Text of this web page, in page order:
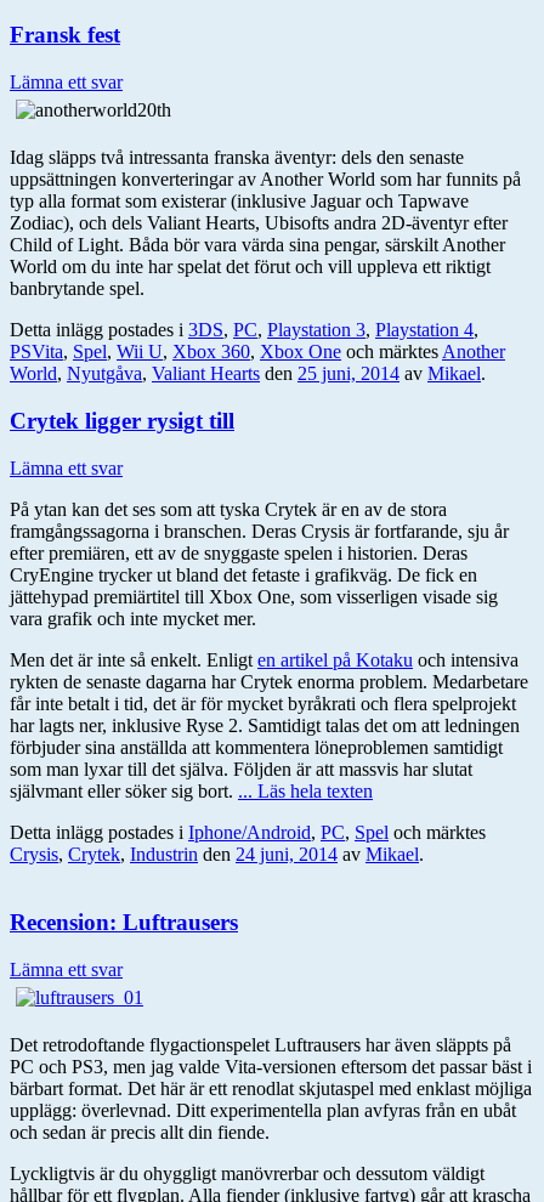
Fransk fest
Lämna ett svar
Idag släpps två intressanta franska äventyr: dels den senaste
uppsättningen konverteringar av Another World som har funnits på
typ alla format som existerar (inklusive Jaguar och Tapwave
Zodiac), och dels Valiant Hearts, Ubisofts andra 2D-äventyr efter
Child of Light. Båda bör vara värda sina pengar, särskilt Another
World om du inte har spelat det förut och vill uppleva ett riktigt
banbrytande spel.
Detta inlägg postades i 3DS, PC, Playstation 3, Playstation 4,
PSVita, Spel, Wii U, Xbox 360, Xbox One och märktes Another
World, Nyutgåva, Valiant Hearts den 25 juni, 2014 av Mikael.
Crytek ligger rysigt till
Lämna ett svar
På ytan kan det ses som att tyska Crytek är en av de stora
framgångssagorna i branschen. Deras Crysis är fortfarande, sju år
efter premiären, ett av de snyggaste spelen i historien. Deras
CryEngine trycker ut bland det fetaste i grafikväg. De fick en
jättehypad premiärtitel till Xbox One, som visserligen visade sig
vara grafik och inte mycket mer.
Men det är inte så enkelt. Enligt en artikel på Kotaku och intensiva
rykten de senaste dagarna har Crytek enorma problem. Medarbetare
får inte betalt i tid, det är för mycket byråkrati och flera spelprojekt
har lagts ner, inklusive Ryse 2. Samtidigt talas det om att ledningen
förbjuder sina anställda att kommentera löneproblemen samtidigt
som man lyxar till det själva. Följden är att massvis har slutat
självmant eller söker sig bort. ... Läs hela texten
Detta inlägg postades i Iphone/Android, PC, Spel och märktes
Crysis, Crytek, Industrin den 24 juni, 2014 av Mikael.
Recension: Luftrausers
Lämna ett svar
Det retrodoftande flygactionspelet Luftrausers har även släppts på
PC och PS3, men jag valde Vita-versionen eftersom det passar bäst i
bärbart format. Det här är ett renodlat skjutaspel med enklast möjliga
upplägg: överlevnad. Ditt experimentella plan avfyras från en ubåt
och sedan är precis allt din fiende.
Lyckligtvis är du ohyggligt manövrerbar och dessutom väldigt
hållbar för ett flygplan. Alla fiender (inklusive fartyg) går att krascha